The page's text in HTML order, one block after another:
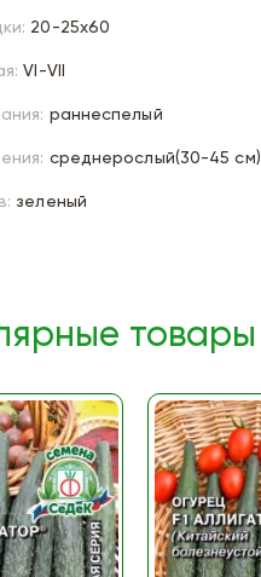
20-25х60
VI-VII
раннеспелый
среднерослый(30-45 см)
зеленый
товары